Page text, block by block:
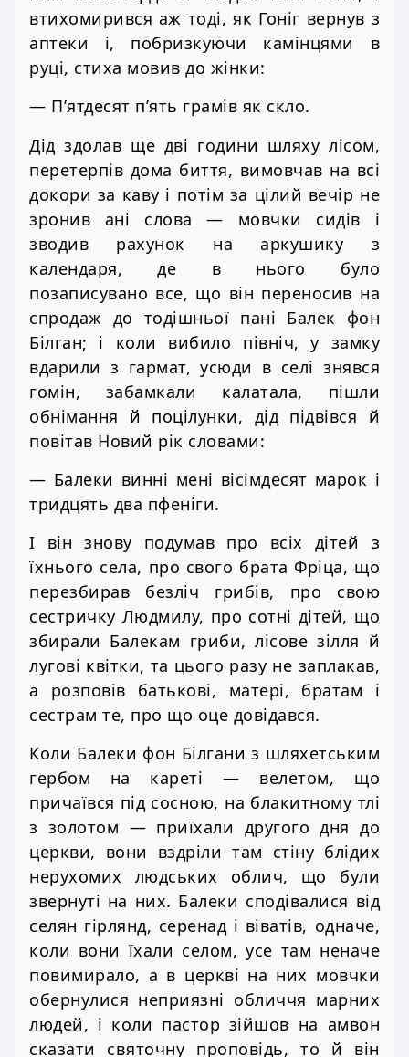
втихомирився аж тоді, як Гоніг вернув з
аптеки і, побризкуючи камінцями в
руці, стиха мовив до жінки:
— П’ятдесят п’ять грамів як скло.
Дід здолав ще дві години шляху лісом,
перетерпів дома биття, вимовчав на всі
докори за каву і потім за цілий вечір не
зронив ані слова — мовчки сидів і
зводив рахунок на аркушику з
календаря, де в нього було
позаписувано все, що він переносив на
спродаж до тодішньої пані Балек фон
Білган; і коли вибило північ, у замку
вдарили з гармат, усюди в селі знявся
гомін, забамкали калатала, пішли
обнімання й поцілунки, дід підвівся й
повітав Новий рік словами:
— Балеки винні мені вісімдесят марок і
тридцять два пфеніги.
І він знову подумав про всіх дітей з
їхнього села, про свого брата Фріца, що
перезбирав безліч грибів, про свою
сестричку Людмилу, про сотні дітей, що
збирали Балекам гриби, лісове зілля й
лугові квітки, та цього разу не заплакав,
а розповів батькові, матері, братам і
сестрам те, про що оце довідався.
Коли Балеки фон Білгани з шляхетським
гербом на кареті — велетом, що
причаївся під сосною, на блакитному тлі
з золотом — приїхали другого дня до
церкви, вони вздріли там стіну блідих
нерухомих людських облич, що були
звернуті на них. Балеки сподівалися від
селян гірлянд, серенад і віватів, одначе,
коли вони їхали селом, усе там неначе
повимирало, а в церкві на них мовчки
обернулися неприязні обличчя марних
людей, і коли пастор зійшов на амвон
сказати святочну проповідь, то й він